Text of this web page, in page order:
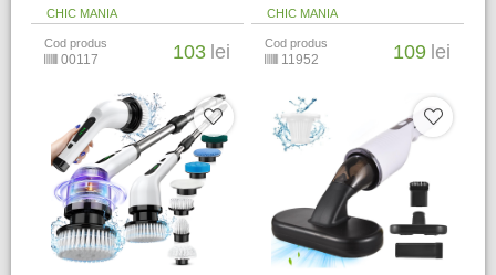
CHIC MANIA
Cod produs
00117 103 lei
CHIC MANIA
Cod produs
11952 109 lei